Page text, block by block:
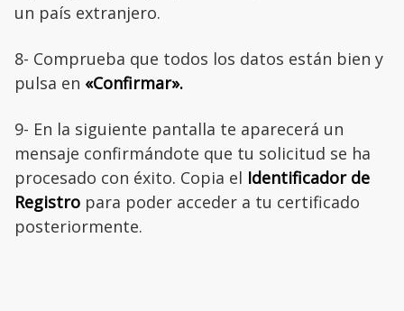
un país extranjero.
8- Comprueba que todos los datos están bien y
pulsa en «Confirmar».
9- En la siguiente pantalla te aparecerá un
mensaje confirmándote que tu solicitud se ha
procesado con éxito. Copia el Identificador de
Registro para poder acceder a tu certificado
posteriormente.